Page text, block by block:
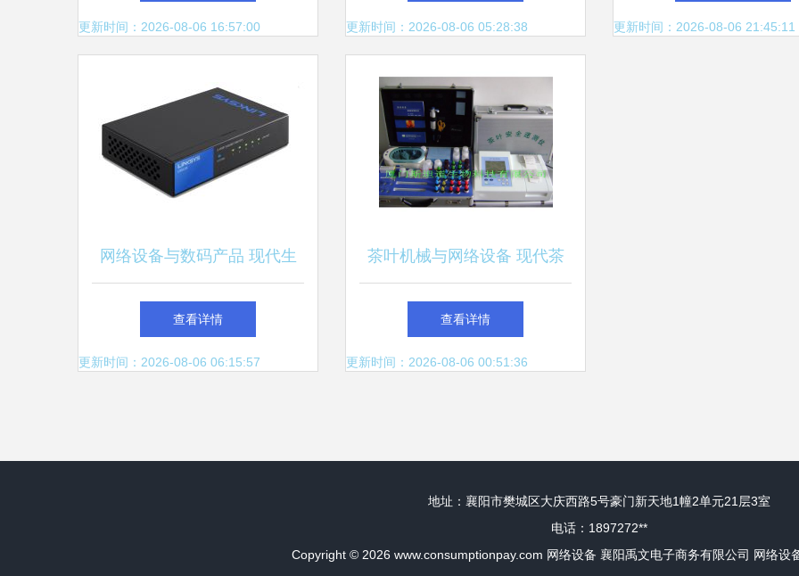
析与图赏
更新时间：2026-08-06 16:57:00 更新时间：2026-08-06 05:28:38 设备新篇章
更新时间：2026-08-06 21:45:11
网络设备与数码产品 现代生
活的科技双引擎
查看详情
更新时间：2026-08-06 06:15:57
茶叶机械与网络设备 现代茶
产业的双重引擎
查看详情
更新时间：2026-08-06 00:51:36
地址：襄阳市樊城区大庆西路5号豪门新天地1幢2单元21层3室
电话：1897272**
Copyright © 2026 www.consumptionpay.com 网络设备 襄阳禹文电子商务有限公司 网络设